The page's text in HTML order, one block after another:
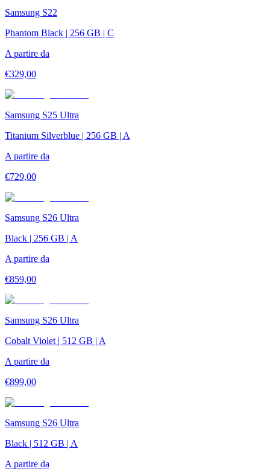
Samsung S22
Phantom Black | 256 GB | C
A partire da
€329,00
Samsung S25 Ultra
Titanium Silverblue | 256 GB | A
A partire da
€729,00
Samsung S26 Ultra
Black | 256 GB | A
A partire da
€859,00
Samsung S26 Ultra
Cobalt Violet | 512 GB | A
A partire da
€899,00
Samsung S26 Ultra
Black | 512 GB | A
A partire da